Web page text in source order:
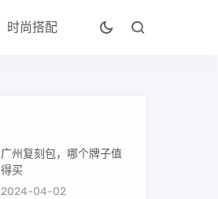
时尚搭配
广州复刻包，哪个牌子值
得买
2024-04-02